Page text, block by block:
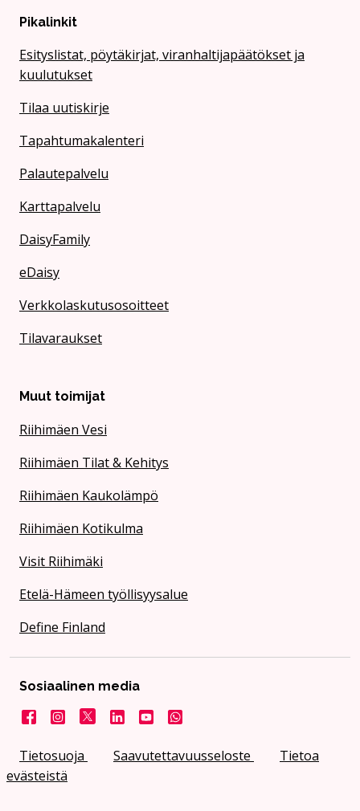
Pikalinkit
Esityslistat, pöytäkirjat, viranhaltijapäätökset ja
kuulutukset
Tilaa uutiskirje
Tapahtumakalenteri
Palautepalvelu
Karttapalvelu
DaisyFamily
eDaisy
Verkkolaskutusosoitteet
Tilavaraukset
Muut toimijat
Riihimäen Vesi
Riihimäen Tilat & Kehitys
Riihimäen Kaukolämpö
Riihimäen Kotikulma
Visit Riihimäki
Etelä-Hämeen työllisyysalue
Define Finland
Tietosuoja Saavutettavuusseloste
Tietoa
evästeistä
Sosiaalinen media
FacebookInstagram
X LinkedInYouTubeKaupunki WhatsApissa